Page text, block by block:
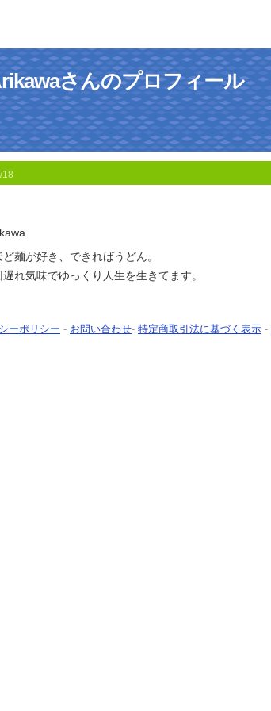
さんのプロフィール
18
ど麺が好き、できればうどん。
遅れ気味でゆっくり 人生を生きてます。
ーポリシー - お問い合わせ- 特定商取引法に基づく表示 -